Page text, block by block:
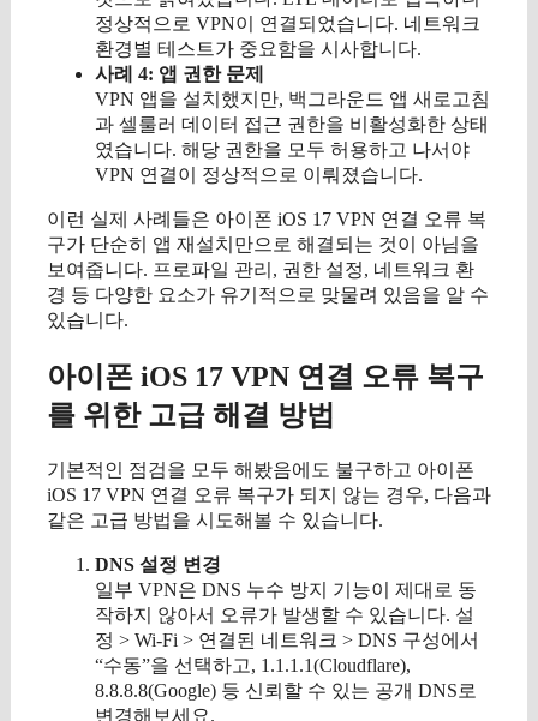
정상적으로 VPN이 연결되었습니다. 네트워크
환경별 테스트가 중요함을 시사합니다.
사례 4: 앱 권한 문제
VPN 앱을 설치했지만, 백그라운드 앱 새로고침
과 셀룰러 데이터 접근 권한을 비활성화한 상태
였습니다. 해당 권한을 모두 허용하고 나서야
VPN 연결이 정상적으로 이뤄졌습니다.
이런 실제 사례들은 아이폰 iOS 17 VPN 연결 오류 복
구가 단순히 앱 재설치만으로 해결되는 것이 아님을
보여줍니다. 프로파일 관리, 권한 설정, 네트워크 환
경 등 다양한 요소가 유기적으로 맞물려 있음을 알 수
있습니다.
아이폰 iOS 17 VPN 연결 오류 복구
를 위한 고급 해결 방법
기본적인 점검을 모두 해봤음에도 불구하고 아이폰
iOS 17 VPN 연결 오류 복구가 되지 않는 경우, 다음과
같은 고급 방법을 시도해볼 수 있습니다.
DNS 설정 변경
일부 VPN은 DNS 누수 방지 기능이 제대로 동
작하지 않아서 오류가 발생할 수 있습니다. 설
정 > Wi-Fi > 연결된 네트워크 > DNS 구성에서
“수동”을 선택하고, 1.1.1.1(Cloudflare),
8.8.8.8(Google) 등 신뢰할 수 있는 공개 DNS로
변경해보세요.